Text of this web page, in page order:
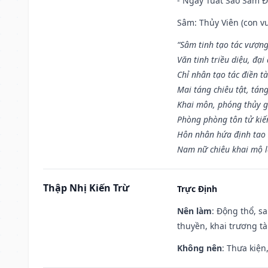
Sâm: Thủy Viên (con
“Sâm tinh tạo tác
Văn tinh triều diệu, đại
Chỉ nhân tạo tác điền
Mai táng chiêu tật,
Khai môn, phóng thủy
Phòng phòng tôn tử
Hôn nhân hứa định tao
Nam nữ chiêu khai mộ
Thập Nhị Kiến Trừ
Trực Định
Nên làm: Động thổ,
thuyền, khai trương
Không nên: Thưa